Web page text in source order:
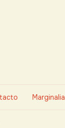
Marginalia